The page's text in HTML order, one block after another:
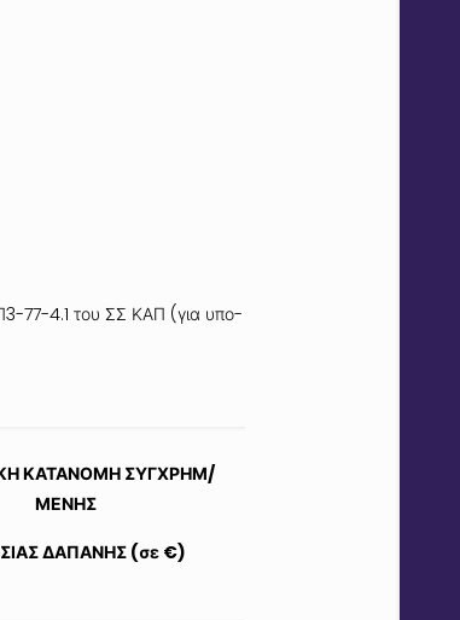
77-4.1 του ΣΣ ΚΑΠ (για υπο-
ΚΑΤΑΝΟΜΗ ΣΥΓΧΡΗΜ/
ΜΕΝΗΣ
ΔΑΠΑΝΗΣ (σε €)